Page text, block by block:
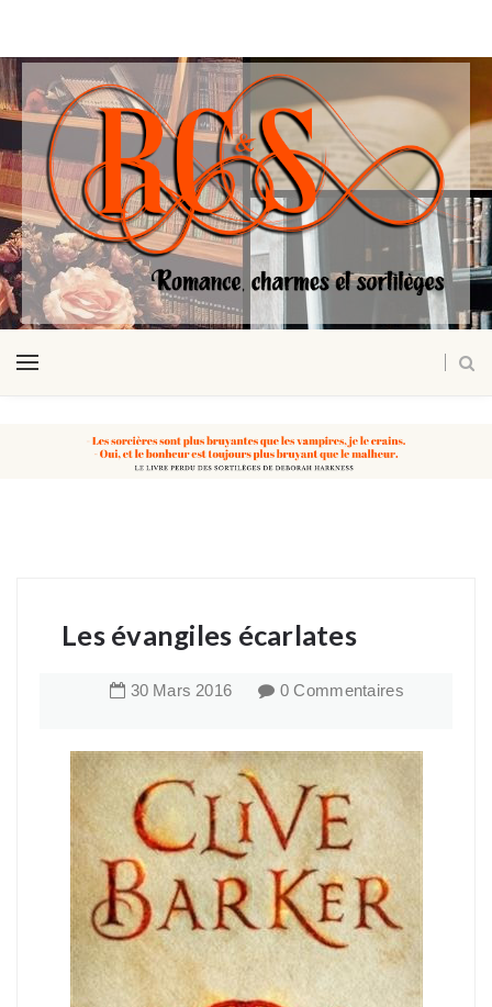
Les évangiles écarlates
30 Mars 2016 0 Commentaires